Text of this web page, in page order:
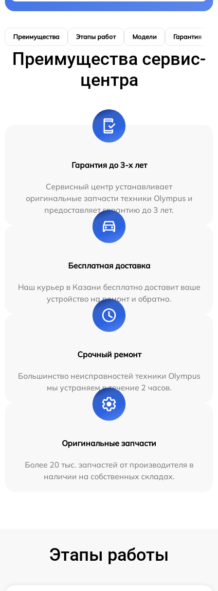
Преимущества Этапы работ Модели Гарантия
Преимущества сервис-
центра
Гарантия до 3-х лет
Сервисный центр устанавливает
оригинальные запчасти техники Olympus и
предоставляет гарантию до 3 лет.
Бесплатная доставка
Наш курьер в Казани бесплатно доставит ваше
устройство на ремонт и обратно.
Срочный ремонт
Большинство неисправностей техники Olympus
мы устраняем в течение 2 часов.
Оригинальные запчасти
Более 20 тыс. запчастей от производителя в
наличии на собственных складах.
Этапы работы